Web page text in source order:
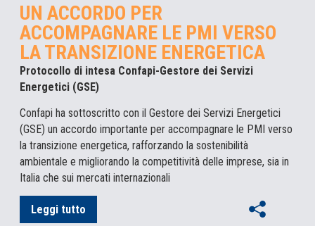
UN ACCORDO PER
ACCOMPAGNARE LE PMI VERSO
LA TRANSIZIONE ENERGETICA
Protocollo di intesa Confapi-Gestore dei Servizi
Energetici (GSE)
Confapi ha sottoscritto con il Gestore dei Servizi Energetici
(GSE) un accordo importante per accompagnare le PMI verso
la transizione energetica, rafforzando la sostenibilità
ambientale e migliorando la competitività delle imprese, sia in
Italia che sui mercati internazionali
Leggi tutto